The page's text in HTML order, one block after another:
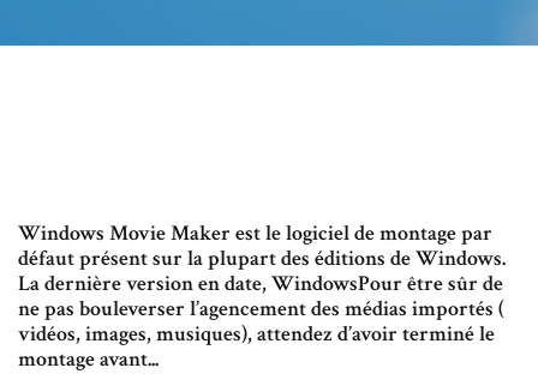
Windows Movie Maker est le logiciel de montage par
défaut présent sur la plupart des éditions de Windows.
La dernière version en date, WindowsPour être sûr de
ne pas bouleverser l’agencement des médias importés (
vidéos, images, musiques), attendez d’avoir terminé le
montage avant...